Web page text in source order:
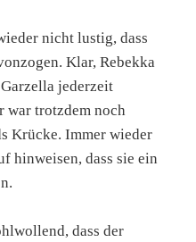
nicht lustig, dass
Klar, Rebekka
jederzeit
war trotzdem noch
Krücke. Immer wieder
hinweisen, dass sie ein
dass der